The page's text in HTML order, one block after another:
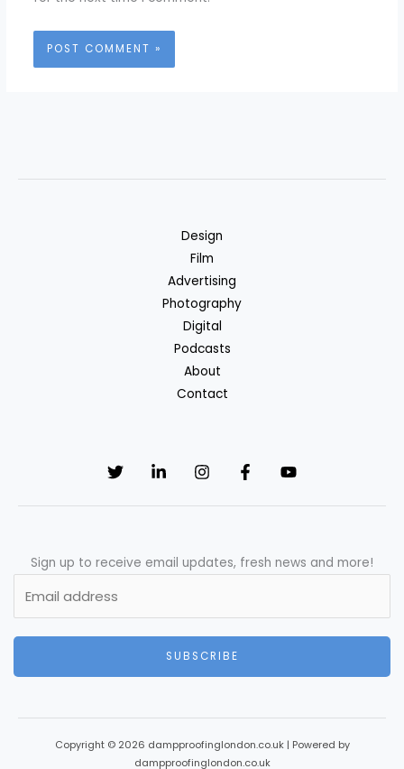
Design
Film
Advertising
Photography
Digital
Podcasts
About
Contact
Sign up to receive email updates, fresh news and more!
SUBSCRIBE
Copyright © 2026 dampproofinglondon.co.uk | Powered by
dampproofinglondon.co.uk